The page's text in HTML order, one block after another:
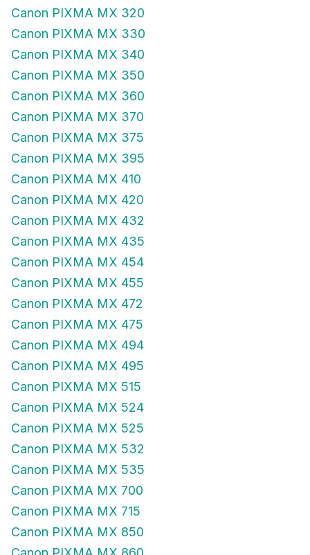
Canon PIXMA MX 320
Canon PIXMA MX 330
Canon PIXMA MX 340
Canon PIXMA MX 350
Canon PIXMA MX 360
Canon PIXMA MX 370
Canon PIXMA MX 375
Canon PIXMA MX 395
Canon PIXMA MX 410
Canon PIXMA MX 420
Canon PIXMA MX 432
Canon PIXMA MX 435
Canon PIXMA MX 454
Canon PIXMA MX 455
Canon PIXMA MX 472
Canon PIXMA MX 475
Canon PIXMA MX 494
Canon PIXMA MX 495
Canon PIXMA MX 515
Canon PIXMA MX 524
Canon PIXMA MX 525
Canon PIXMA MX 532
Canon PIXMA MX 535
Canon PIXMA MX 700
Canon PIXMA MX 715
Canon PIXMA MX 850